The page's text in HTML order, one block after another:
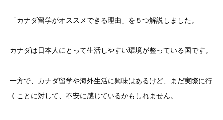
「カナダ留学がオススメできる理由」を５つ解説しました。
カナダは日本人にとって生活しやすい環境が整っている国です。
一方で、カナダ留学や海外生活に興味はあるけど、まだ実際に行
くことに対して、不安に感じているかもしれません。